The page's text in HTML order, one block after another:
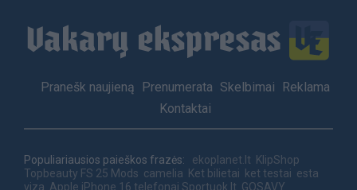
Footer
Pranešk naujieną Prenumerata Skelbimai
Reklama
Kontaktai
Populiariausios paieškos frazės: ekoplanet.lt KlipShop
Topbeauty FS 25 Mods camelia Ket bilietai ket testai esta
viza Apple iPhone 16 telefonai Sportuok.lt GOSAVY